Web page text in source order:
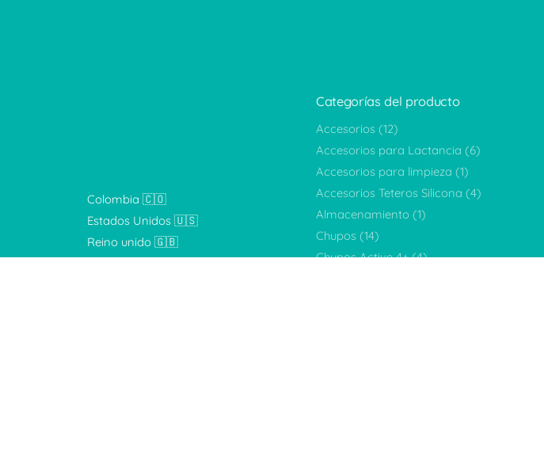
Colombia 🇨🇴
Estados Unidos 🇺🇸
Reino unido 🇬🇧
Categorías del producto
Accesorios (12)
Accesorios para Lactancia (6)
Accesorios para limpieza (1)
Accesorios Teteros Silicona (4)
Almacenamiento (1)
Chupos (14)
Chupos Active 4+ (4)